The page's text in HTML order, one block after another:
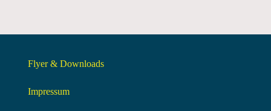
Flyer & Downloads
Impressum